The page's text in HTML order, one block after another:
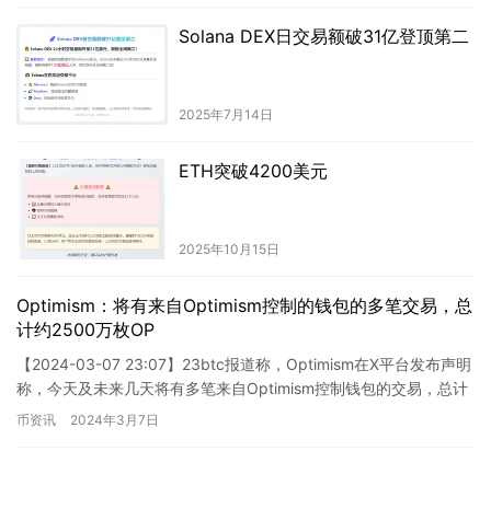
Solana DEX日交易额破31亿登顶第二
2025年7月14日
ETH突破4200美元
2025年10月15日
Optimism：将有来自Optimism控制的钱包的多笔交易，总
计约2500万枚OP
【2024-03-07 23:07】23btc报道称，Optimism在X平台发布声明
称，今天及未来几天将有多笔来自Optimism控制钱包的交易，总计
约2500万枚OP代币。这些…
币资讯 2024年3月7日